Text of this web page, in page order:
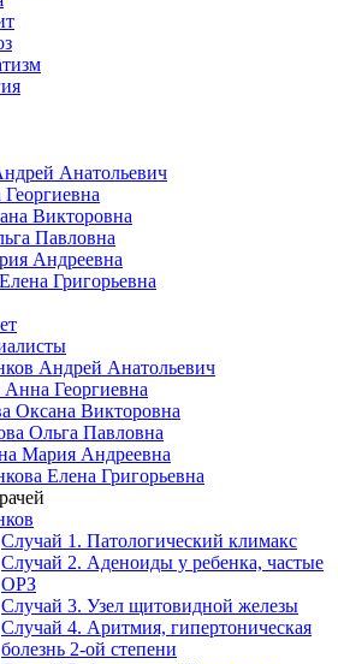
Анатольевич
Викторовна
Павловна
Андреевна
Григорьевна
Андрей Анатольевич
Анна Георгиевна
Оксана Викторовна
Ольга Павловна
Мария Андреевна
Елена Григорьевна
Случай 1. Патологический климакс
Случай 2. Аденоиды у ребенка, частые
ОРЗ
Случай 3. Узел щитовидной железы
Случай 4. Аритмия, гипертоническая
болезнь 2-ой степени